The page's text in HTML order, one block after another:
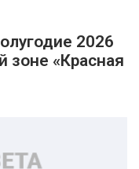
2026
зоне «Красная